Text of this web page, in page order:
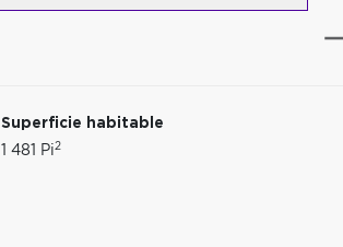
Superficie habitable
1 481 Pi2